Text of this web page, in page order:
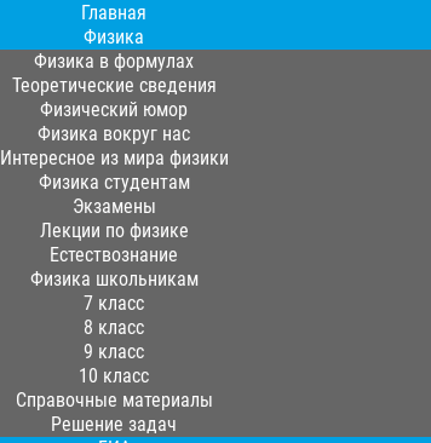
Главная
Физика
Физика в формулах
Теоретические сведения
Физический юмор
Физика вокруг нас
Интересное из мира физики
Физика студентам
Экзамены
Лекции по физике
Естествознание
Физика школьникам
7 класс
8 класс
9 класс
10 класс
Справочные материалы
Решение задач